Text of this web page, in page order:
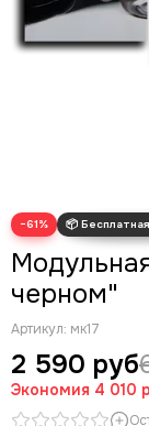
Космос
Новогодние
−61%
черном"
Артикул: мк17
2 590 руб
Экономия 4 010